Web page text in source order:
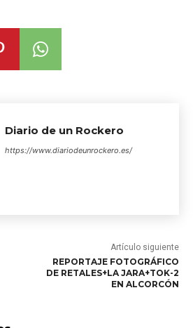
Diario de un Rockero
https://www.diariodeunrockero.es/
Artículo siguiente
REPORTAJE FOTOGRÁFICO
DE RETALES+LA JARA+TOK-2
EN ALCORCÓN